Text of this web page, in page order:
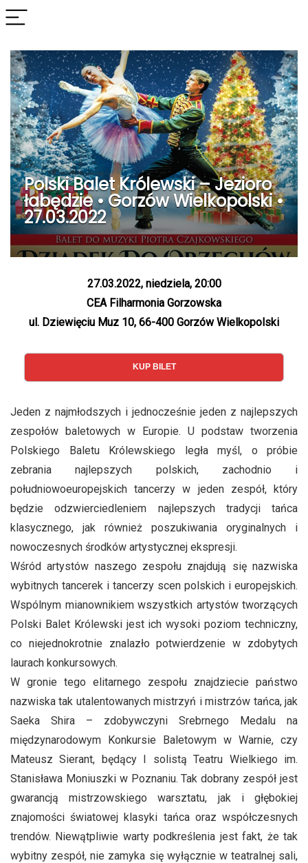
Polski Balet Królewski – Jezioro
łabędzie • Gorzów Wielkopolski •
27.03.2022
27.03.2022, niedziela, 20:00
CEA Filharmonia Gorzowska
ul. Dziewięciu Muz 10, 66-400 Gorzów Wielkopolski
KUP BILET
Jeden z najmłodszych i jednocześnie jeden z najlepszych
zespołów baletowych w Europie. U podstaw tworzenia
Polskiego Baletu Królewskiego legła myśl, o próbie
zebrania najlepszych polskich, zachodnio i
południowoeuropejskich tancerzy w jeden zespół, który
będzie odzwierciedleniem najlepszych tradycji tańca
klasycznego, jak również poszukiwania oryginalnych i
nowoczesnych środków artystycznej ekspresji.
Wśród artystów naszego zespołu znajdują się nazwiska
wybitnych tancerek i tancerzy scen polskich i europejskich.
Wspólnym mianownikiem wszystkich artystów tworzących
Polski Balet Królewski jest ich wysoki poziom techniczny,
co niejednokrotnie znalazło potwierdzenie w zdobytych
laurach konkursowych.
W gronie tego elitarnego zespołu znajdziecie państwo
nazwiska tak utalentowanych mistrzyń i mistrzów tańca, jak
Saeka Shira – zdobywczyni Srebrnego Medalu na
międzynarodowym Konkursie Baletowym w Warnie, czy
Mateusz Sierant, będący I solistą Teatru Wielkiego im.
Stanisława Moniuszki w Poznaniu. Tak dobrany zespół jest
gwarancją mistrzowskiego warsztatu, jak i głębokiej
znajomości światowej klasyki tańca oraz współczesnych
trendów. Niewątpliwie warty podkreślenia jest fakt, że tak
wybitny zespół, nie zamyka się wyłącznie w teatralnej sali,